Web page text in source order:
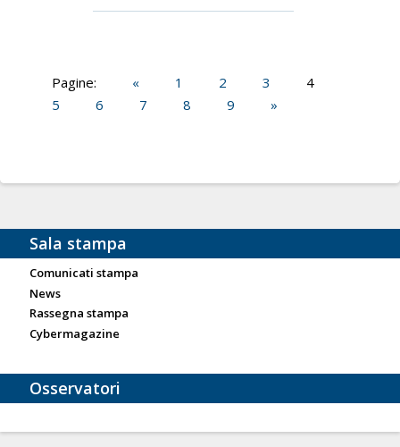
Pagine: « 1 2 3
4
5
6 7 8 9 »
Sala stampa
Comunicati stampa
News
Rassegna stampa
Cybermagazine
Osservatori